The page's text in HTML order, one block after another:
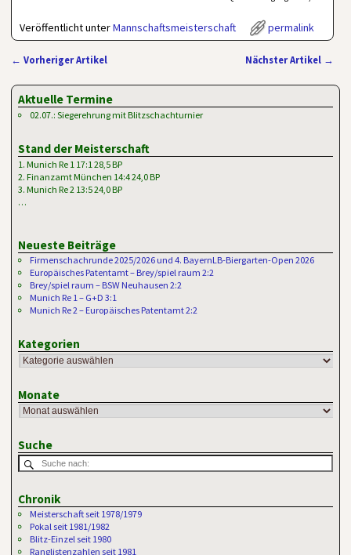
Veröffentlicht unterMannschaftsmeisterschaft permalink
← Vorheriger Artikel Nächster Artikel →
Aktuelle Termine
02.07.: Siegerehrung mit Blitzschachturnier
Stand der Meisterschaft
1. Munich Re 1 17:1 28,5 BP
2. Finanzamt München 14:4 24,0 BP
3. Munich Re 2 13:5 24,0 BP
…
Neueste Beiträge
Firmenschachrunde 2025/2026 und 4. BayernLB-Biergarten-Open 2026
Europäisches Patentamt – Brey/spiel raum 2:2
Brey/spiel raum – BSW Neuhausen 2:2
Munich Re 1 – G+D 3:1
Munich Re 2 – Europäisches Patentamt 2:2
Kategorien
Monate
Suche
Chronik
Meisterschaft seit 1978/1979
Pokal seit 1981/1982
Blitz-Einzel seit 1980
Ranglistenzahlen seit 1981